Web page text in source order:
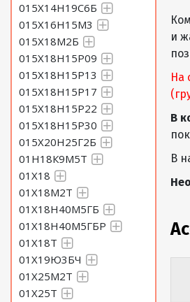
015Х14Н19С6Б
015Х16Н15М3
015Х18М2Б
015Х18Н15Р09
015Х18Н15Р13
015Х18Н15Р17
015Х18Н15Р22
015Х18Н15Р30
015Х20Н25Г2Б
01Н18К9М5Т
01Х18
01Х18М2Т
01Х18Н40М5ГБ
01Х18Н40М5ГБР
01Х18Т
01Х19Ю3БЧ
01Х25М2Т
01Х25Т
и
На
В
В